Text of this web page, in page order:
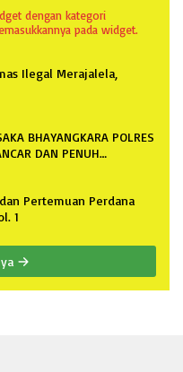
dengan kategori
pada widget.
Ilegal Merajalela,
BHAYANGKARA POLRES
DAN PENUH
Pertemuan Perdana
1